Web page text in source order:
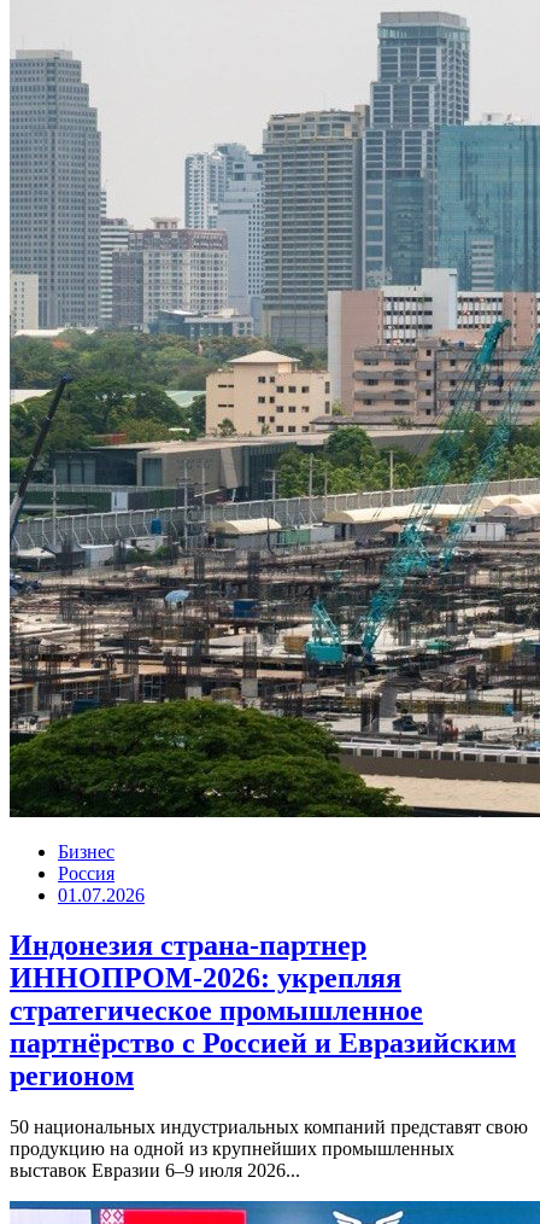
Бизнес
Россия
01.07.2026
Индонезия страна-партнер
ИННОПРОМ-2026: укрепляя
стратегическое промышленное
партнёрство с Россией и Евразийским
регионом
50 национальных индустриальных компаний представят свою
продукцию на одной из крупнейших промышленных
выставок Евразии 6–9 июля 2026...